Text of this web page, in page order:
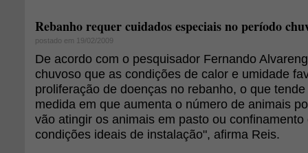
Rebanho requer cuidados especiais no período
postado em 19/02/2009
De acordo com o pesquisador Fernando
chuvoso que as condições de calor e umidade
proliferação de doenças no rebanho, o que
medida em que aumenta o número de animais
vão atingir os animais em pasto ou
condições ideais de instalação", afirma Reis.